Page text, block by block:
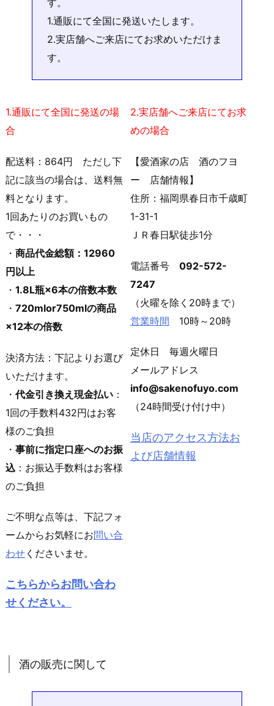
す。
1.通販にて全国に発送いたします。
2.実店舗へご来店にてお求めいただけま
す。
1.通販にて全国に発送の場
合
配送料：864円 ただし下
記に該当の場合は、送料無
料となります。
1回あたりのお買いもの
で・・・
・ 商品代金総額：12960
円以上
・ 1.8L瓶×6本の倍数本数
・ 720mlor750mlの商品
×12本の倍数
決済方法：下記よりお選び
いただけます。
・ 代金引き換え現金払い ：
1回の手数料432円はお客
様のご負担
・ 事前に指定口座へのお振
込 ：お振込手数料はお客様
のご負担
ご不明な点等は、下記フォ
ームからお気軽にお問い合
わせ くださいませ。
こちらからお問い合わ
せください。
2.実店舗へご来店にてお求
めの場合
【愛酒家の店 酒のフヨ
ー 店舗情報】
住所：福岡県春日市千歳町
1-31-1
ＪＲ春日駅徒歩1分
電話番号 092-572-
7247
（火曜を除く20時まで）
営業時間 10時～20時
定休日 毎週火曜日
メールアドレス
info@sakenofuyo.com
（24時間受け付け中）
当店のアクセス方法お
よび店舗情報
酒の販売に関して